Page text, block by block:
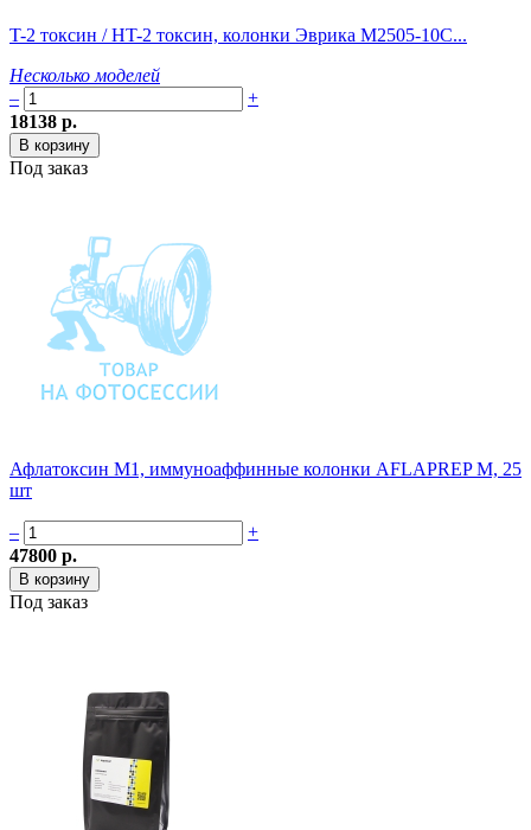
T-2 токсин / HT-2 токсин, колонки Эврика M2505-10C...
Несколько моделей
–
+
18138 р.
Под заказ
Афлатоксин M1, иммуноаффинные колонки AFLAPREP M, 25
шт
–
+
47800 р.
Под заказ